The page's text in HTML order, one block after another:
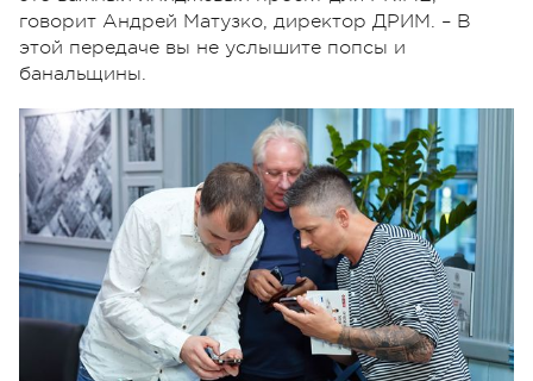
говорит Андрей Матузко, директор ДРИМ. – В
этой передаче вы не услышите попсы и
банальщины.